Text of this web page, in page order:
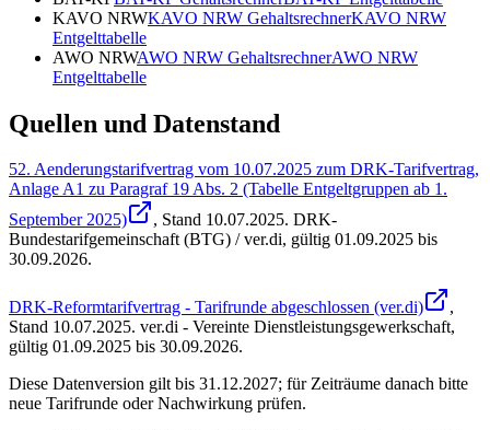
KAVO NRWKAVO NRW GehaltsrechnerKAVO NRW
Entgelttabelle
AWO NRWAWO NRW GehaltsrechnerAWO NRW
Entgelttabelle
Quellen und Datenstand
52. Aenderungstarifvertrag vom 10.07.2025 zum DRK-Tarifvertrag,
Anlage A1 zu Paragraf 19 Abs. 2 (Tabelle Entgeltgruppen ab 1.
September 2025)
, Stand 10.07.2025. DRK-
Bundestarifgemeinschaft (BTG) / ver.di, gültig 01.09.2025 bis
30.09.2026.
DRK-Reformtarifvertrag - Tarifrunde abgeschlossen (ver.di)
,
Stand 10.07.2025. ver.di - Vereinte Dienstleistungsgewerkschaft,
gültig 01.09.2025 bis 30.09.2026.
Diese Datenversion gilt bis 31.12.2027; für Zeiträume danach bitte
neue Tarifrunde oder Nachwirkung prüfen.